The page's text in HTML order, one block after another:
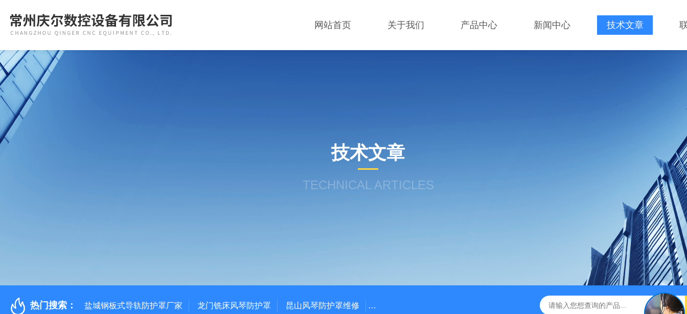
网站首页 关于我们 产品中心 新闻中心 技术文章
技术文章
TECHNICAL ARTICLES
热门搜索： 盐城钢板式导轨防护罩厂家 龙门铣床风琴防护罩 昆山风琴防护罩维修 常州排屑机-常州庆尔数控设备有限公司 常州钢板防护罩 常州风琴防护罩定制